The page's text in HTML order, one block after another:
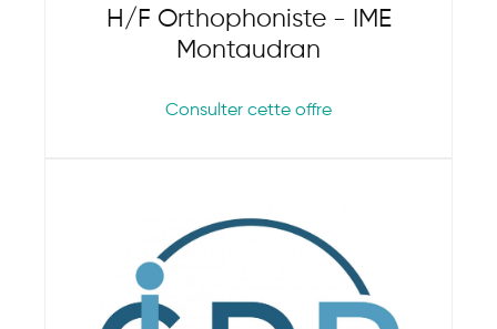
H/F Orthophoniste - IME
Montaudran
Consulter cette offre